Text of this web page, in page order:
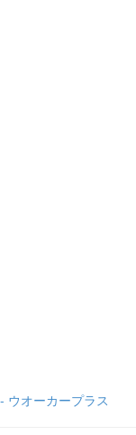
ウオーカープラス